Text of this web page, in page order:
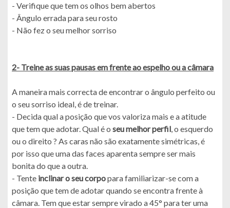
- Verifique que tem os olhos bem abertos
- Ângulo errada para seu rosto
- Não fez o seu melhor sorriso
2- Treine as suas pausas em frente ao espelho ou a câmara
A maneira mais correcta de encontrar o ângulo perfeito ou
o seu sorriso ideal, é de treinar.
- Decida qual a posição que vos valoriza mais e a atitude
que tem que adotar. Qual é o seu melhor perfil, o esquerdo
ou o direito ? As caras não são exatamente simétricas, é
por isso que uma das faces aparenta sempre ser mais
bonita do que a outra.
- Tente inclinar o seu corpopara familiarizar-se com a
posição que tem de adotar quando se encontra frente à
câmara. Tem que estar sempre virado a 45° para ter uma